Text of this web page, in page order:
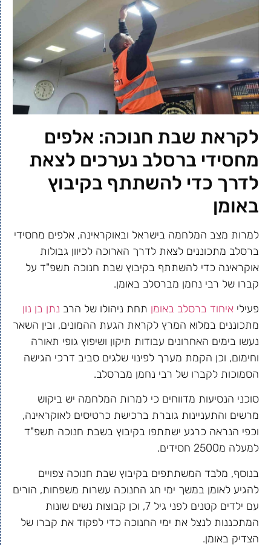
לקראת שבת חנוכה: אלפים
מחסידי ברסלב נערכים לצאת
לדרך כדי להשתתף בקיבוץ
באומן
למרות מצב המלחמה בישראל ובאוקראינה, אלפים מחסידי
ברסלב מתכוננים לצאת לדרך הארוכה לכיוון גבולות
אוקראינה כדי להשתתף בקיבוץ שבת חנוכה תשפ"ד על
קברו של רבי נחמן מברסלב באומן.
פעילי איחוד ברסלב באומן תחת ניהולו של הרב נתן בן נון
מתכוננים במלוא המרץ לקראת הגעת ההמונים, ובין השאר
נעשו בימים האחרונים עבודות תיקון ושיפוץ גופי תאורה
וחימום, וכן הקמת מערך לפינוי שלגים סביב דרכי הגישה
הסמוכות לקברו של רבי נחמן מברסלב.
סוכני הנסיעות מדווחים כי למרות המלחמה יש ביקוש
מרשים והתעניינות גוברת ברכישת כרטיסים לאוקראינה,
וכפי הנראה כרגע ישתתפו בקיבוץ בשבת חנוכה תשפ"ד
למעלה מ2500 חסידים.
בנוסף, מלבד המשתתפים בקיבוץ שבת חנוכה צפויים
להגיע לאומן במשך ימי חג החנוכה עשרות משפחות, הורים
עם ילדים קטנים לפני גיל 7, וכן קבוצות נשים שונות
המתכננות לנצל את ימי החנוכה כדי לפקוד את קברו של
הצדיק באומן.